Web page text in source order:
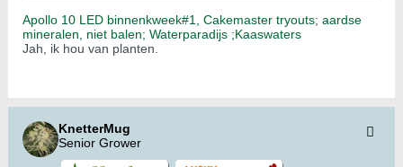
Apollo 10 LED binnenkweek#1, Cakemaster tryouts; aardse
mineralen, niet balen; Waterparadijs ;Kaaswaters
Jah, ik hou van planten.
KnetterMug
Senior Grower